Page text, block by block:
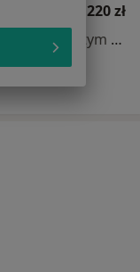
220 zł
Specjalista nie oferuje umawiania online pod tym adresem.